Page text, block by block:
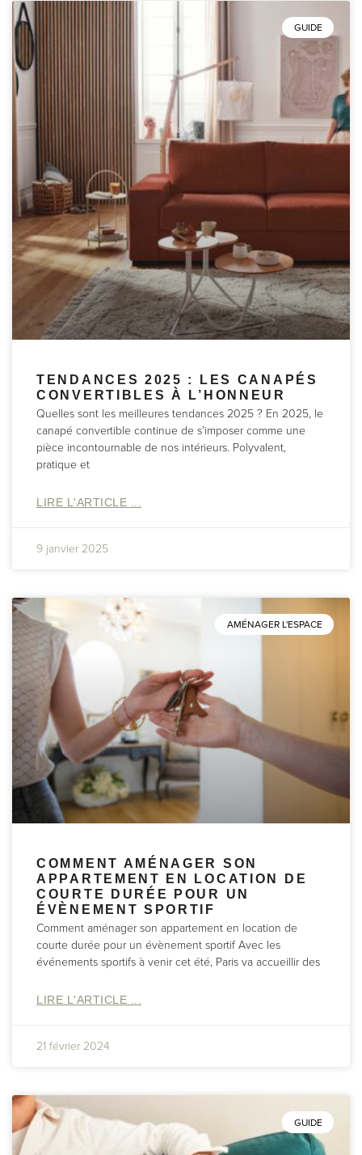
GUIDE
TENDANCES 2025 : LES CANAPÉS
CONVERTIBLES À L’HONNEUR
Quelles sont les meilleures tendances 2025 ? En 2025, le
canapé convertible continue de s’imposer comme une
pièce incontournable de nos intérieurs. Polyvalent,
pratique et
LIRE L'ARTICLE ...
9 janvier 2025
AMÉNAGER L'ESPACE
COMMENT AMÉNAGER SON
APPARTEMENT EN LOCATION DE
COURTE DURÉE POUR UN
ÉVÈNEMENT SPORTIF
Comment aménager son appartement en location de
courte durée pour un évènement sportif Avec les
événements sportifs à venir cet été, Paris va accueillir des
LIRE L'ARTICLE ...
21 février 2024
GUIDE